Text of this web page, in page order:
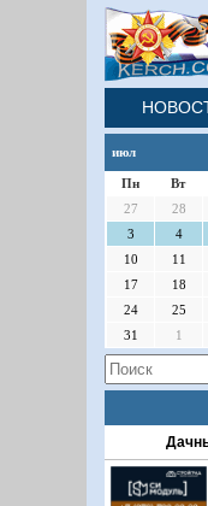
июл
Пн Вт
27
28
3
4
10
11
17
18
24
25
31
1